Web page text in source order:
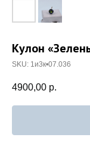
Кулон
SKU: 1и3к•07.036
4900,00 р.